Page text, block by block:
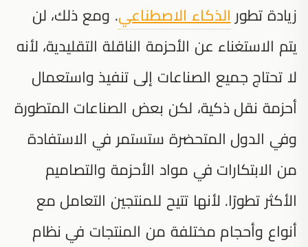
زيادة تطورالذكاء الاصطناعي. ومع ذلك، لن
يتم الاستغناء عن الأحزمة الناقلة التقليدية، لأنه
لا تحتاج جميع الصناعات إلى تنفيذ واستعمال
أحزمة نقل ذكية، لكن بعض الصناعات المتطورة
وفي الدول المتحضرة ستستمر في الاستفادة
من الابتكارات في مواد الأحزمة والتصاميم
الأكثر تطورًا. لأنها تتيح للمنتجين التعامل مع
أنواع وأحجام مختلفة من المنتجات في نظام